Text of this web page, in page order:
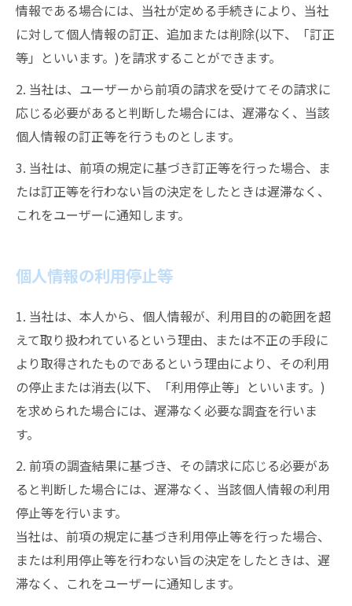
情報である場合には、当社が定める手続きにより、当社
に対して個人情報の訂正、追加または削除(以下、「訂正
等」といいます。)を請求することができます。
2. 当社は、ユーザーから前項の請求を受けてその請求に
応じる必要があると判断した場合には、遅滞なく、当該
個人情報の訂正等を行うものとします。
3. 当社は、前項の規定に基づき訂正等を行った場合、ま
たは訂正等を行わない旨の決定をしたときは遅滞なく、
これをユーザーに通知します。
個人情報の利用停止等
1. 当社は、本人から、個人情報が、利用目的の範囲を超
えて取り扱われているという理由、または不正の手段に
より取得されたものであるという理由により、その利用
の停止または消去(以下、「利用停止等」といいます。)
を求められた場合には、遅滞なく必要な調査を行いま
す。
2. 前項の調査結果に基づき、その請求に応じる必要があ
ると判断した場合には、遅滞なく、当該個人情報の利用
停止等を行います。
当社は、前項の規定に基づき利用停止等を行った場合、
または利用停止等を行わない旨の決定をしたときは、遅
滞なく、これをユーザーに通知します。